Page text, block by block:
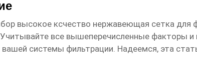
высокое ксчество нержавеющая сетка для
все вышеперечисленные факторы
вашей системы фильтрации. Надеемся, эта